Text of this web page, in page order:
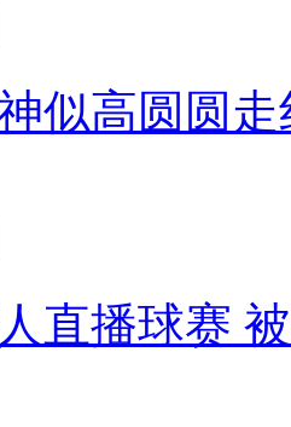
似高圆圆走
直播球赛